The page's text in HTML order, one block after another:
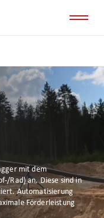
mit dem
Rad) an. Diese sind in
Automatisierung
Förderleistung